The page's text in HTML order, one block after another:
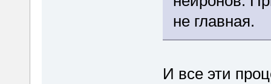
не главная.
И все эти